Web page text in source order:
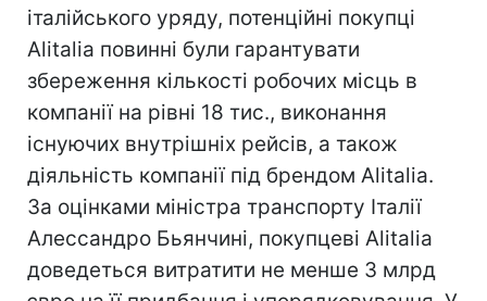
італійського уряду, потенційні покупці
Alitalia повинні були гарантувати
збереження кількості робочих місць в
компанії на рівні 18 тис., виконання
існуючих внутрішніх рейсів, а також
діяльність компанії під брендом Alitalia.
За оцінками міністра транспорту Італії
Алессандро Бьянчині, покупцеві Alitalia
доведеться витратити не менше 3 млрд